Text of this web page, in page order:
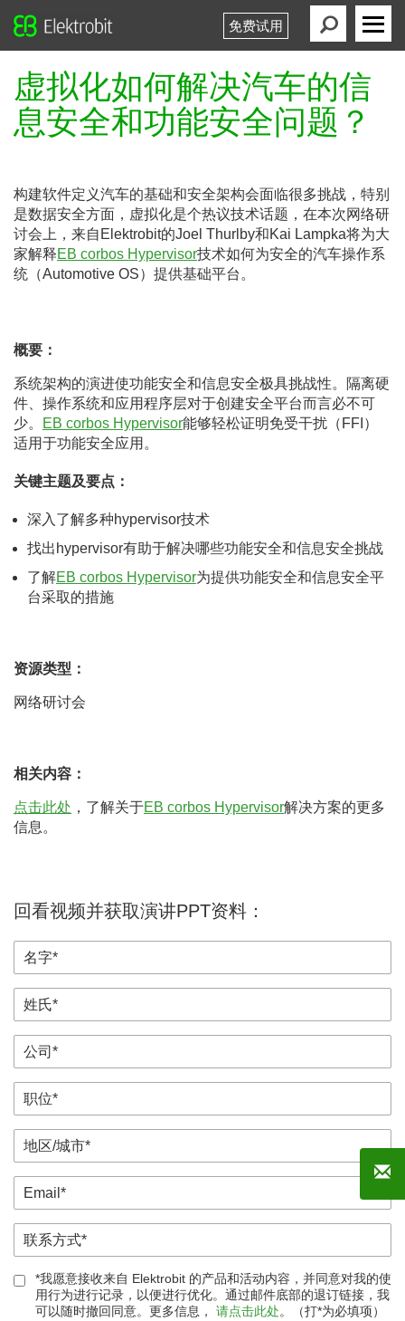
免费试用
Elektrobit
Primary
Menu
虚拟化如何解决汽车的信
息安全和功能安全问题？
构建软件定义汽车的基础和安全架构会面临很多挑战，特别
是数据安全方面，虚拟化是个热议技术话题，在本次网络研
讨会上，来自Elektrobit的Joel Thurlby和Kai Lampka将为大
家解释EB corbos Hypervisor技术如何为安全的汽车操作系
统（Automotive OS）提供基础平台。
概要：
系统架构的演进使功能安全和信息安全极具挑战性。隔离硬
件、操作系统和应用程序层对于创建安全平台而言必不可
少。
EB corbos Hypervisor能够轻松证明免受干扰（FFI）
适用于功能安全应用。
关键主题及要点：
深入了解多种hypervisor技术
找出hypervisor有助于解决哪些功能安全和信息安全挑战
了解EB corbos Hypervisor为提供功能安全和信息安全平
台采取的措施
资源类型：
网络研讨会
相关内容：
点击此处 ，了解关于EB corbos Hypervisor解决方案的更多
信息。
回看视频并获取演讲PPT资料：
*我愿意接收来自 Elektrobit 的产品和活动内容，并同意对我的使
用行为进行记录，以便进行优化。通过邮件底部的退订链接，我
可以随时撤回同意。更多信息， 请点击此处。（打*为必填项）